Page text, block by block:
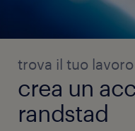
trova il tuo
crea un
randstad